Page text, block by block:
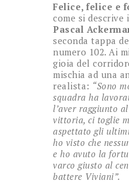
Felice, felice e
come si
Pascal
seconda tappa
numero 102. Ai
gioia del
mischia ad una
realista: “Sono
squadra ha
l’aver raggiunto
vittoria, ci toglie
aspettato gli
ho visto che
e ho avuto la
varco giusto al
battere Viviani”.